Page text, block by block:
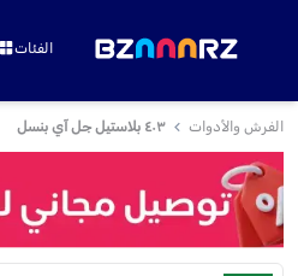
الفئات
الفرش والأدوات ٤٠٣ بلاستيل جل آي بنسل